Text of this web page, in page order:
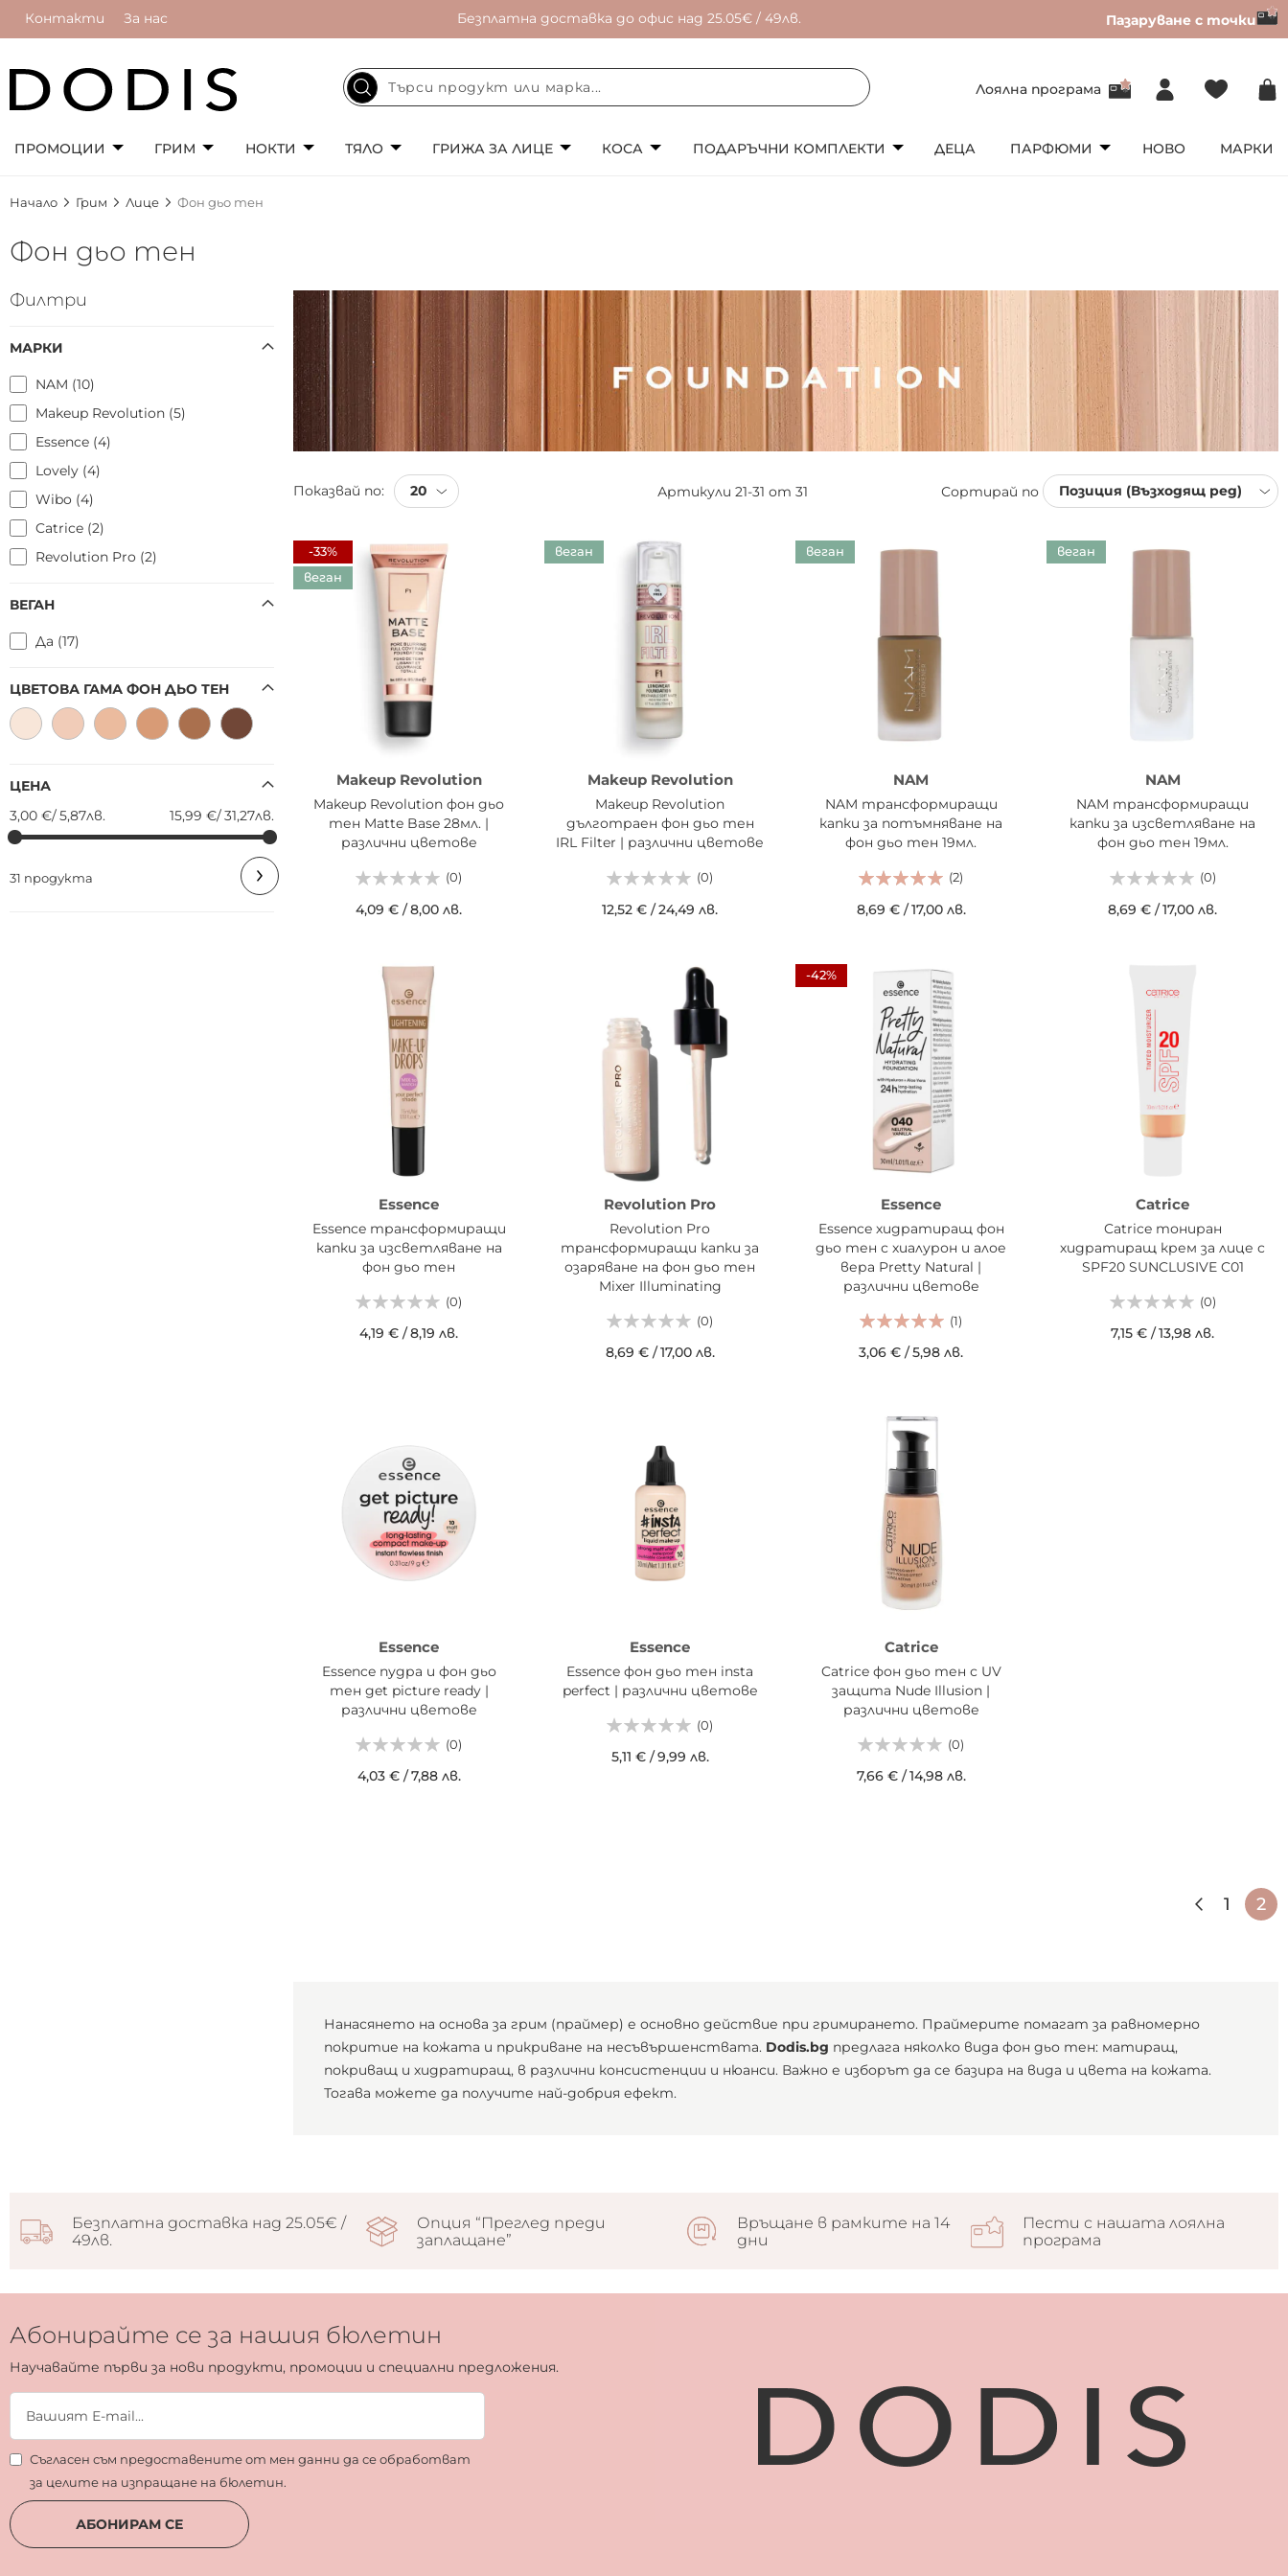
Контакти За нас Безплатна доставка до офис над 25.05€ / 49лв. Пазаруване с точки
Лоялна програма
ПРОМОЦИИ ГРИМ НОКТИ ТЯЛО ГРИЖА ЗА ЛИЦЕ КОСА ПОДАРЪЧНИ КОМПЛЕКТИ ДЕЦА ПАРФЮМИ НОВО МАРКИ
Начало Грим Лице Фон дьо тен
Фон дьо тен
Показвай по: Артикули21-31 от31 Сортирай по
-33%
веган
Makeup Revolution
Makeup Revolution фон дьо
тен Matte Base 28мл. |
различни цветове
(0)
4,09 € /8,00 лв.
ДОБАВИ В КОШНИЦАТА
веган
Makeup Revolution
Makeup Revolution
дълготраен фон дьо тен
IRL Filter | различни цветове
(0)
12,52 € /24,49 лв.
ДОБАВИ В КОШНИЦАТА
веган
NAM
NAM трансформиращи
капки за потъмняване на
фон дьо тен 19мл.
(2)
8,69 €/17,00 лв.
веган
NAM
NAM трансформиращи
капки за изсветляване на
фон дьо тен 19мл.
(0)
8,69 € /17,00 лв.
Essence
Essence трансформиращи
капки за изсветляване на
фон дьо тен
(0)
4,19 € /8,19 лв.
Revolution Pro
Revolution Pro
трансформиращи капки за
озаряване на фон дьо тен
Mixer Illuminating
(0)
8,69 €/17,00 лв.
-42%
Essence
Essence хидратиращ фон
дьо тен с хиалурон и алое
вера Pretty Natural |
различни цветове
(1)
3,06 € /5,98 лв.
Catrice
Catrice тониран
хидратиращ крем за лице с
SPF20 SUNCLUSIVE C01
(0)
7,15 € /13,98 лв.
Essence
Essence пудра и фон дьо
тен get picture ready |
различни цветове
(0)
4,03 €/7,88 лв.
Essence
Essence фон дьо тен insta
perfect | различни цветове
(0)
5,11 €/9,99 лв.
Catrice
Catrice фон дьо тен с UV
защита Nude Illusion |
различни цветове
(0)
7,66 €/14,98 лв.
Страница
Назад
1 В
2
Нанасянето на основа за грим (праймер) е основно действие при гримирането. Праймерите помагат за равномерно
покритие на кожата и прикриване на несъвършенствата. Dodis.bg предлага няколко вида фон дьо тен: матиращ,
покриващ и хидратиращ, в различни консистенции и нюанси. Важно е изборът да се базира на вида и цвета на кожата.
Тогава можете да получите най-добрия ефект.
Филтри
МАРКИ
NAM 10
Makeup Revolution 5
Essence 4
Lovely 4
Wibo 4
Catrice 2
Revolution Pro 2
ВЕГАН
Да 17
ЦВЕТОВА ГАМА ФОН ДЬО ТЕН
ЦЕНА
3,00 €/5,87лв. 15,99 €/31,27лв.
31 продукта
Безплатна доставка над 25.05€ /
49лв.
Опция “Преглед преди
заплащане”
Връщане в рамките на 14
дни
Пести с нашата лоялна
програма
Абонирайте се за нашия бюлетин
Научавайте първи за нови продукти, промоции и специални предложения.
Съгласен съм предоставените от мен данни да се обработват
за целите на изпращане на бюлетин.
АБОНИРАМ СЕ